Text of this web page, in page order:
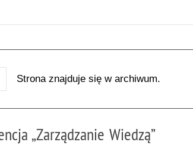
Strona znajduje się w archiwum.
„Zarządzanie Wiedzą”